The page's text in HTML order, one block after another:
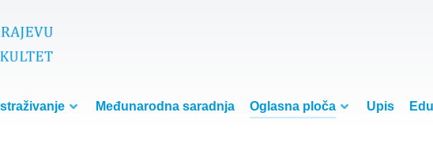
Međunarodna saradnja Oglasna ploča Upis